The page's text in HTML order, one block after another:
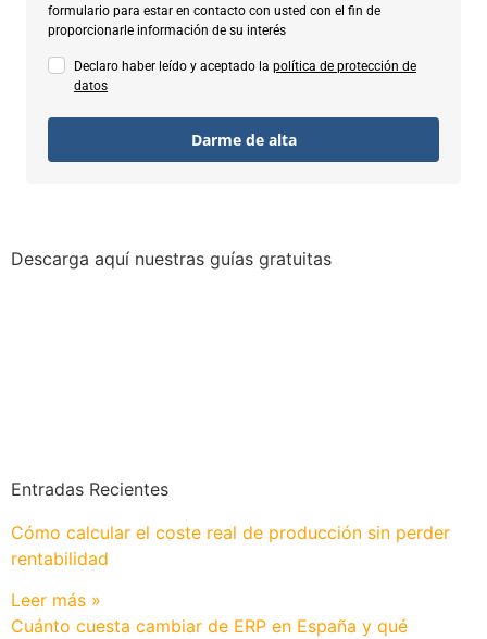
formulario para estar en contacto con usted con el fin de
proporcionarle información de su interés
Declaro haber leído y aceptado la política de protección de
datos
Darme de alta
Descarga aquí nuestras guías gratuitas
Entradas Recientes
Cómo calcular el coste real de producción sin perder
rentabilidad
Leer más »
Cuánto cuesta cambiar de ERP en España y qué